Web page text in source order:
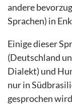
andere
Sprachen) in
Einige dieser
(Deutschland
Dialekt) und
nur in
gesprochen